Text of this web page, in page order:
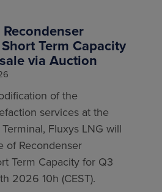
Term Capacity
via Auction
of the
services at the
Fluxys LNG will
of Recondenser
Term Capacity for Q3
2026 10h (CEST).